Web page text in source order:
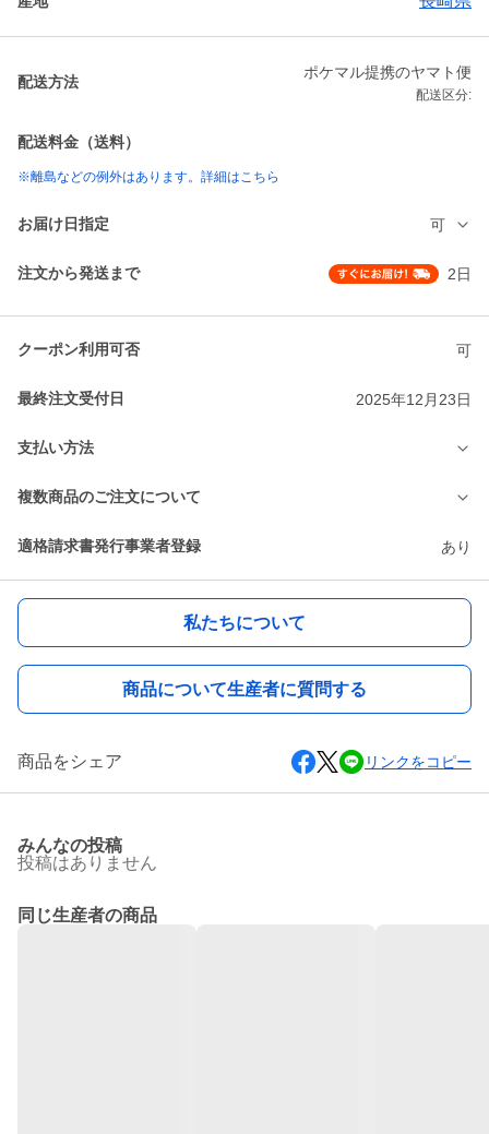
配送方法
ポケマル提携のヤマト便
配送区分:
配送料金（送料）
※離島などの例外はあります。詳細はこちら
お届け日指定 可
注文から発送まで 2日
クーポン利用可否 可
最終注文受付日 2025年12月23日
支払い方法
複数商品のご注文について
適格請求書発行事業者登録 あり
私たちについて
商品について生産者に質問する
商品をシェア リンクをコピー
みんなの投稿
投稿はありません
同じ生産者の商品